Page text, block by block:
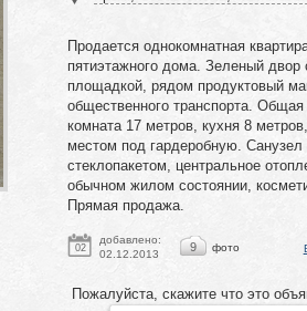
Продается однокомнатная
пятиэтажного дома. Зеленый двор
площадкой, рядом продуктовый
общественного транспорта.
комната 17 метров, кухня 8
местом под гардеробную.
стеклопакетом, центральное
обычном жилом состоянии,
Прямая продажа.
02
добавлено:
02.12.2013
9 фото
Пожалуйста, скажите что это